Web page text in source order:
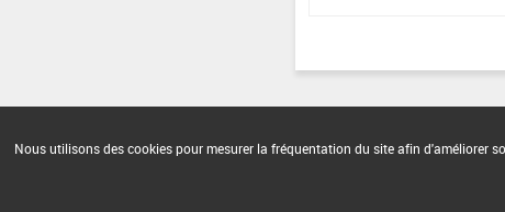
Nous utilisons des cookies pour mesurer la fréquentation du site afin d'améliorer